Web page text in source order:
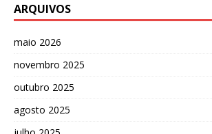
ARQUIVOS
maio 2026
novembro 2025
outubro 2025
agosto 2025